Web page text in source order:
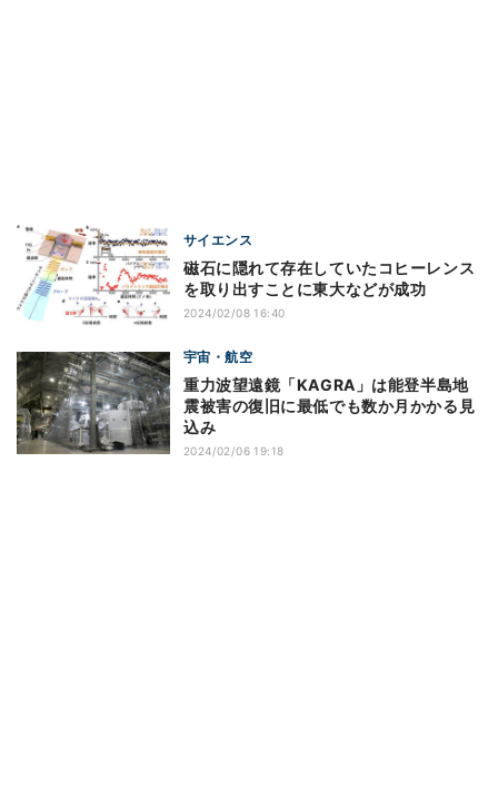
サイエンス
磁石に隠れて存在していたコヒーレンス
を取り出すことに東大などが成功
2024/02/08 16:40
宇宙・航空
重力波望遠鏡「KAGRA」は能登半島地
震被害の復旧に最低でも数か月かかる見
込み
2024/02/06 19:18